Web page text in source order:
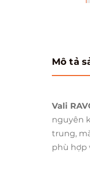
Mô tả
Vali
nguyên
trung,
phù hợp